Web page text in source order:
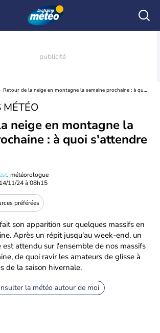
Retour de la neige en montagne la semaine prochaine : à quoi s'attendre ?
neige en montagne la
: à quoi s'attendre
, météorologue
14/11/24 à 08h15
préférées
son apparition sur quelques massifs en
Après un répit jusqu'au week-end, un
est attendu sur l'ensemble de nos massifs
de quoi ravir les amateurs de glisse à
de la saison hivernale.
la météo autour de moi